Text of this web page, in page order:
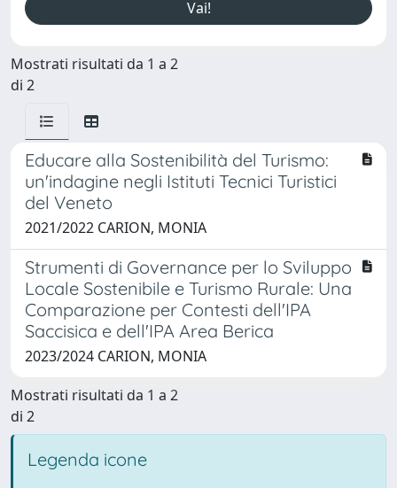
Mostrati risultati da 1 a 2
di 2
Educare alla Sostenibilità del Turismo:
un'indagine negli Istituti Tecnici Turistici
del Veneto
2021/2022 CARION, MONIA
Strumenti di Governance per lo Sviluppo
Locale Sostenibile e Turismo Rurale: Una
Comparazione per Contesti dell'IPA
Saccisica e dell'IPA Area Berica
2023/2024 CARION, MONIA
Mostrati risultati da 1 a 2
di 2
Legenda icone